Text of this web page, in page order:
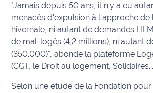
Politique
Social
Transport
"Jamais depuis 50 ans, il n'y a eu
menacés d'expulsion à l'approche de
hivernale, ni autant de demandes
de mal-logés (4,2 millions), ni autant
(350.000)", abonde la plateforme
(CGT, le Droit au logement,
Selon une étude de la Fondation